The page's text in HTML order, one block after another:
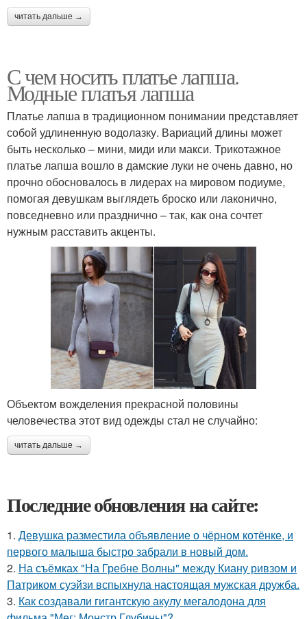
читать дальше →
С чем носить платье лапша.
Модные платья лапша
Платье лапша в традиционном понимании представляет
собой удлиненную водолазку. Вариаций длины может
быть несколько – мини, миди или макси. Трикотажное
платье лапша вошло в дамские луки не очень давно, но
прочно обосновалось в лидерах на мировом подиуме,
помогая девушкам выглядеть броско или лаконично,
повседневно или празднично – так, как она сочтет
нужным расставить акценты.
Объектом вожделения прекрасной половины
человечества этот вид одежды стал не случайно:
читать дальше →
Последние обновления на сайте:
1. Девушка разместила объявление о чёрном котёнке, и
первого малыша быстро забрали в новый дом.
2. На съёмках "На Гребне Волны" между Киану ривзом и
Патриком суэйзи вспыхнула настоящая мужская дружба.
3. Как создавали гигантскую акулу мегалодона для